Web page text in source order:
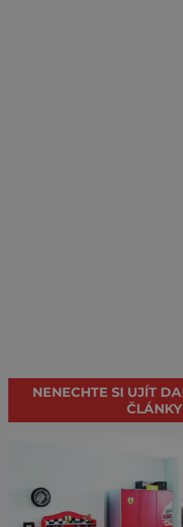
NENECHTE SI UJÍT
ČLÁNKY